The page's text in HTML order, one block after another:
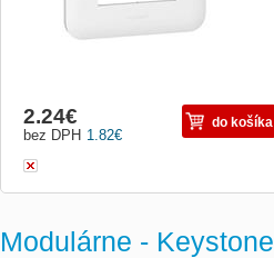
1.82€
bez DPH
2.24€ do košíka
Modulárne - Keystone